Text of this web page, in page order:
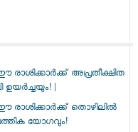
രാശിക്കാർക്ക് അപ്രതീക്ഷിത
|
രാശിക്കാർക്ക് തൊഴിലിൽ
യോഗവും!